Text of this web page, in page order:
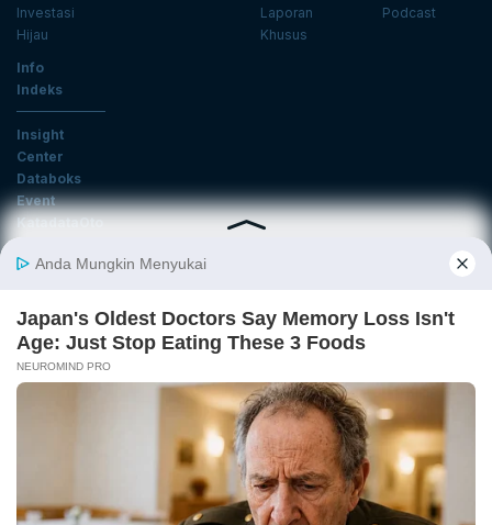
Investasi
Hijau
Laporan
Khusus
Podcast
Info
Indeks
Insight
Center
Databoks
Event
KatadataOto
Email
Daftar
Advertising Karier
Pedoman Media Siber
Kebijakan Privasi
Disclaimer
Hubungi Kami
©2026 Katadata. Hak cipta dilindungi Undang-undang.